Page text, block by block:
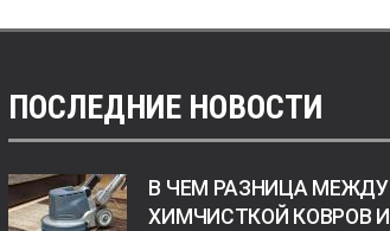
ПОСЛЕДНИЕ НОВОСТИ
В ЧЕМ РАЗНИЦА МЕЖДУ
ХИМЧИСТКОЙ КОВРОВ И